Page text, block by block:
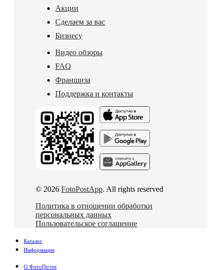
Акции
Сделаем за вас
Бизнесу
Видео обзоры
FAQ
Франшиза
Поддержка и контакты
© 2026 FotoPostApp. All rights reserved
Политика в отношении обработки
персональных данных
Пользовательское соглашение
Каталог
Информация
О ФотоПочте